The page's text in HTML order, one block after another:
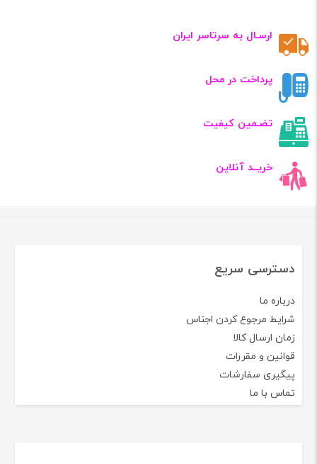
ارسـال به سرتاسر ایران
پرداخت در محل
تضـمین کیفیت
خریــد آنلاین
دسترسی سریع
درباره ما
شرایط مرجوع کردن اجناس
زمان ارسال کالا
قوانین و مقررات
پیگیری سفارشات
تماس با ما